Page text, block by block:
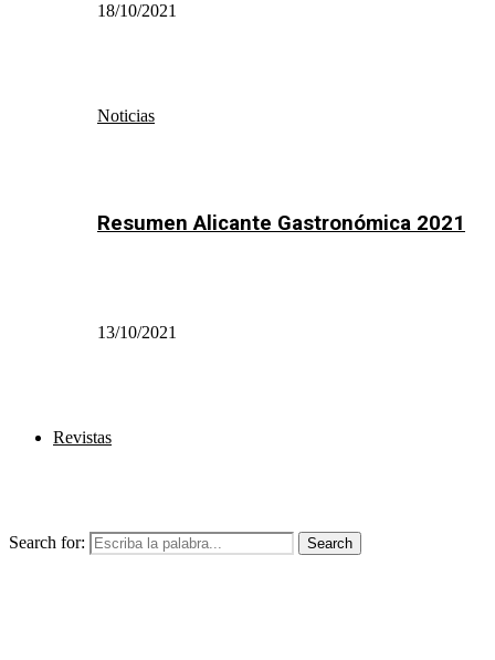
18/10/2021
Noticias
Resumen Alicante Gastronómica 2021
13/10/2021
Revistas
Search for: Search